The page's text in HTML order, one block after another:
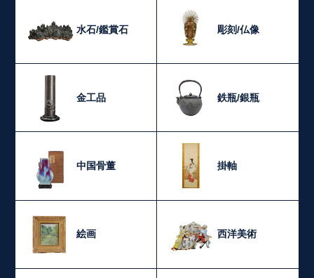
水石/鑑賞石 彫刻/仏像
金工品 鉄瓶/銀瓶
中国骨董 掛軸
絵画 西洋美術